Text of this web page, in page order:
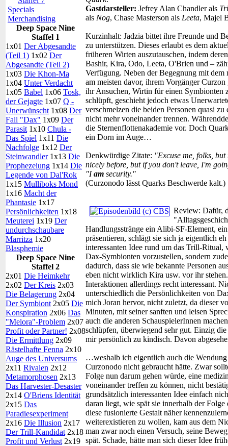
Specials
Merchandising
Deep Space Nine
Staffel 1
1x01 Der Abgesandte
(Teil 1) 1x02 Der
Abgesandte (Teil 2)
1x03 Die Khon-Ma
1x04 Unter Verdacht
1x05 Babel 1x06 Tosk,
der Gejagte 1x07 Q -
Unerwünscht 1x08 Der
Fall "Dax" 1x09 Der
Parasit 1x10 Chula -
Das Spiel 1x11 Die
Nachfolge 1x12 Der
Steinwandler1x13 Die
Prophezeiung 1x14 Die
Legende von Dal'Rok
1x15 Mulliboks Mond
1x16 Macht der
Phantasie 1x17
Persönlichkeiten 1x18
Meuterei 1x19 Der
undurchschaubare
Marritza 1x20
Blasphemie
Deep Space Nine
Staffel 2
2x01 Die Heimkehr
2x02 Der Kreis 2x03
Die Belagerung 2x04
Der Symbiont 2x05 Die
Konspiration 2x06 Das
"Melora"-Problem 2x07
Profit oder Partner! 2x08
Die Ermittlung 2x09
Rästelhafte Fenna 2x10
Auge des Universums
2x11 Rivalen 2x12
Metamorphosen 2x13
Das Harvester-Desaster
2x14 O'Briens Identität
2x15 Das
Paradiesexperiment
2x16 Die Illusion 2x17
Der Trill-Kandidat 2x18
Profit und Verlust 2x19
Gastdarsteller: Jefrey Alan Chandler als
als Nog, Chase Masterson als Leeta, Majel
Kurzinhalt: Jadzia bittet ihre Freunde und
zu unterstützen. Dieses erlaubt es dem
früheren Wirten auszutauschen, indem
Bashir, Kira, Odo, Leeta, O'Brien und –
Verfügung. Neben der Begegnung mit
am meisten davor, ihrem Vorgänger
ihr Ansuchen, Wirtin für einen
schlüpft, geschieht jedoch etwas
verschmelzen die beiden Personen quasi
nicht mehr voneinander trennen.
die Sternenflottenakademie vor. Doch
ein Dorn im Auge…
Denkwürdige Zitate: "Excuse me, folks,
nicely before, but if you don't leave, I'm
"Iam security."
(Curzonodo lässt Quarks Beschwerde kalt.)
Review: Dafür,
Handlungsstränge ein Alibi-SF-Element,
präsentieren, schlägt sie sich ja eigentlich
interessanten Idee rund um das Trill-Ritual,
Dax-Symbionten vorzustellen, sondern
dadurch, dass sie wie bekannte Personen
eben nicht wirklich Kira usw. vor ihr
Interaktionen allerdings recht interessant.
unterschiedlich die Persönlichkeiten von
mich Joran hervor, nicht zuletzt, da dieser
Minuten, mit seiner sanften und leisen
auch die anderen SchauspielerInnen
schlüpfen, überwiegend sehr gut. Einzig
mir persönlich zu kindisch. Davon
…weshalb ich eigentlich auch die
Curzonodo nicht gebraucht hätte. Zwar
Folge nun darum gehen würde, eine
voneinander treffen zu können, nicht
grundsätzlich interessanten Idee einfach
daran liegt, wie spät sie innerhalb der
diese fusionierte Gestalt näher
weiterexistieren zu wollen, kam aus dem
man zwar noch einen Versuch, seine
spät. Schade, hätte man sich dieser Idee